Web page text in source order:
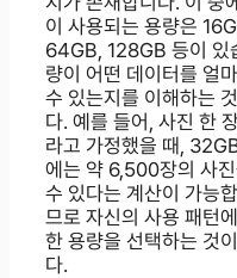
이 사용되는 용량은
64GB, 128GB 등이 있
량이 어떤 데이터를 얼
수 있는지를 이해하는
다. 예를 들어, 사진 한
라고 가정했을 때,
에는 약 6,500장의 사
수 있다는 계산이 가능
므로 자신의 사용 패턴
한 용량을 선택하는 것
다.